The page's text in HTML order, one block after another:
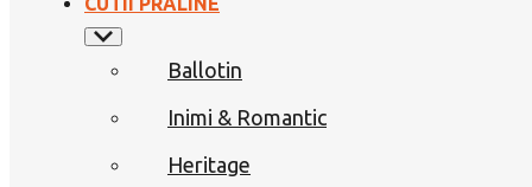
Ballotin
Inimi & Romantic
Heritage